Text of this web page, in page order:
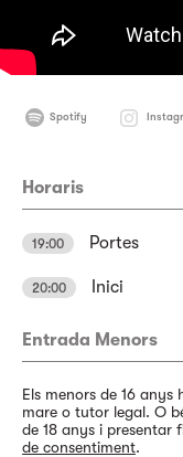
Spotify
Horaris
19:00 Portes
20:00 Inici
Entrada Menors
Els menors de 16
mare o tutor legal. O
de 18 anys i presentar
de consentiment.